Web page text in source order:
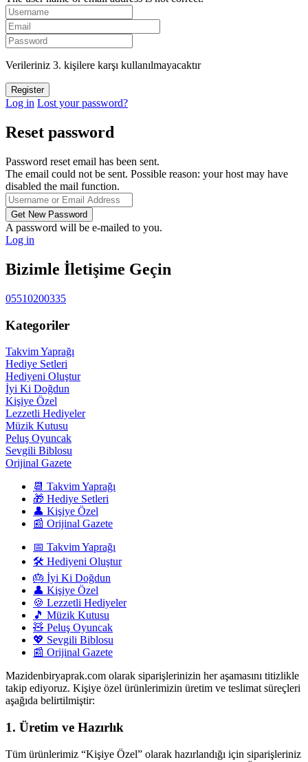
Verileriniz 3. kişilere karşı kullanılmayacaktır
Log in Lost your password?
Reset password
Password reset email has been sent.
The email could not be sent. Possible reason: your host may have
disabled the mail function.
A password will be e-mailed to you.
Log in
Bizimle İletişime Geçin
05510200335
Kategoriler
Takvim Yaprağı
Hediye Setleri
Hediyeni Oluştur
İyi Ki Doğdun
Kişiye Özel
Lezzetli Hediyeler
Müzik Kutusu
Peluş Oyuncak
Sevgili Biblosu
Orijinal Gazete
📆 Takvim Yaprağı
🎁 Hediye Setleri
👤 Kişiye Özel
📰 Orijinal Gazete
📅 Takvim Yaprağı
🛠️ Hediyeni Oluştur
🎂 İyi Ki Doğdun
👤 Kişiye Özel
🍪 Lezzetli Hediyeler
🎵 Müzik Kutusu
🧸 Peluş Oyuncak
💖 Sevgili Biblosu
📰 Orijinal Gazete
Mazidenbiryaprak.com olarak siparişlerinizin her aşamasını titizlikle
takip ediyoruz. Kişiye özel ürünlerimizin üretim ve teslimat süreçleri
aşağıda belirtilmiştir:
1. Üretim ve Hazırlık
Tüm ürünlerimiz “Kişiye Özel” olarak hazırlandığı için siparişleriniz